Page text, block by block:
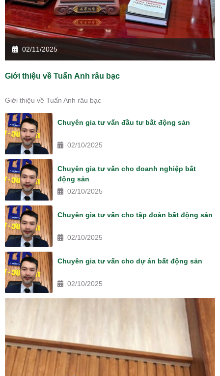
02/11/2025
Giới thiệu về Tuấn Anh râu bạc
Giới thiệu về Tuấn Anh râu bạc
Chuyên gia tư vấn đầu tư bất động sản
02/10/2025
Chuyên gia tư vấn cho doanh nghiệp bất
động sản
02/10/2025
Chuyên gia tư vấn cho tập đoàn bất động sản
02/10/2025
Chuyên gia tư vấn cho dự án bất động sản
02/10/2025